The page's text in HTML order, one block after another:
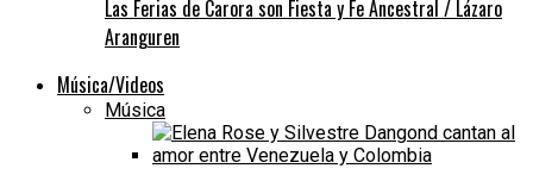
Las Ferias de Carora son Fiesta y Fe Ancestral / Lázaro
Aranguren
Música/Videos
Música